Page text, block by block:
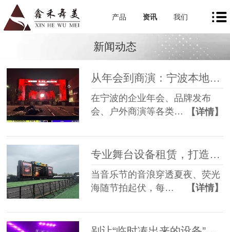
产品 资讯 我们
新闻动态
从年会到商演：宁波本地舞美租赁如何让每一场活动都出彩
在宁波的企业年会、品牌发布
会、户外商演等各类…
【详情】
专业舞台设备租赁，打造沉浸式音乐节现场
当音乐节的音浪穿透夏夜、荧光
海随节拍起伏，每…
【详情】